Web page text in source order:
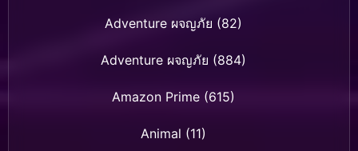
Adventure ผจญภัย (82)
Adventure ผจญภัย (884)
Amazon Prime(615)
Animal (11)